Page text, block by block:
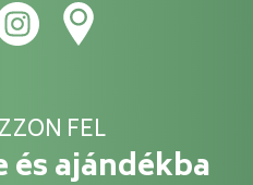
FEL
ajándékba